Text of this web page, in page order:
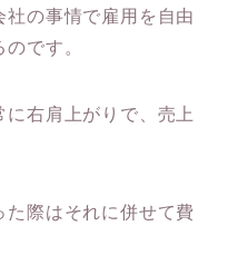
社の事情で雇用を自由
です。
右肩上がりで、売上
た際はそれに併せて費